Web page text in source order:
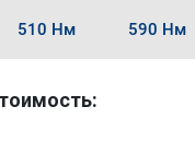
510 Нм 590 Нм